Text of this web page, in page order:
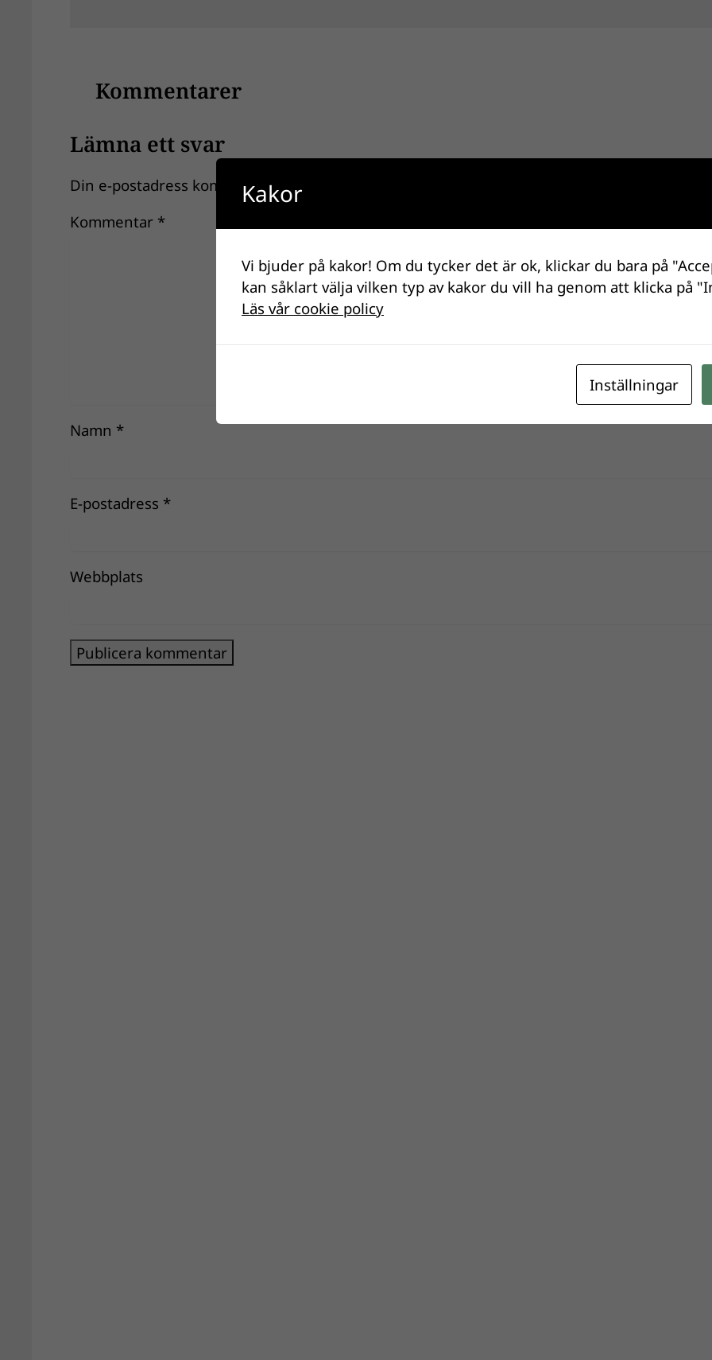
Kommentarer
Lämna ett svar
Din e-postadress kommer inte publiceras.
Kommentar *
Namn *
E-postadress *
Webbplats
Kakor
Vi bjuder på kakor! Om du tycker det är ok, klickar du bara på
kan såklart välja vilken typ av kakor du vill ha genom att klicka på
Läs vår cookie policy
Inställningar